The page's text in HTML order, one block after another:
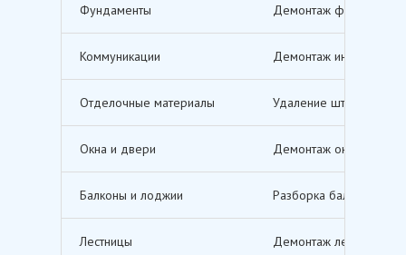
Фундаменты Демонтаж
Коммуникации Демонтаж инженерных
Отделочные материалы Удаление штукатурки,
Окна и двери Демонтаж оконных и
Балконы и лоджии Разборка балконов и
Лестницы Демонтаж лестничных